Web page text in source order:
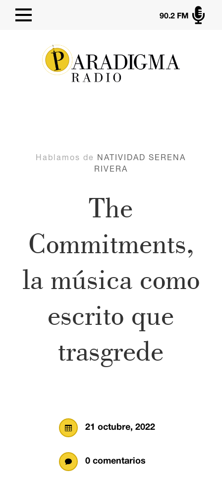

90.2 FM
Hablamos de NATIVIDAD SERENA
RIVERA
The
Commitments,
la música como
escrito que
trasgrede
 21 octubre, 2022
 0 comentarios